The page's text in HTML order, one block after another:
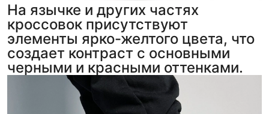
На язычке и других частях
кроссовок присутствуют
элементы ярко-желтого цвета, что
создает контраст с основными
черными и красными оттенками.